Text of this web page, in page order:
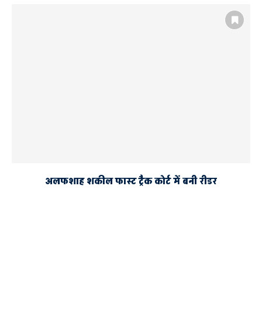
अलफशाह शकील फास्ट ट्रैक कोर्ट में बनी रीडर